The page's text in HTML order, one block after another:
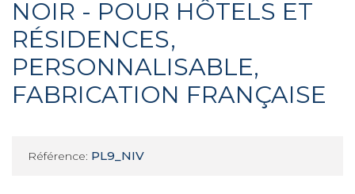
NOIR - POUR HÔTELS ET
RÉSIDENCES,
PERSONNALISABLE,
FABRICATION FRANÇAISE
Référence: PL9_NIV